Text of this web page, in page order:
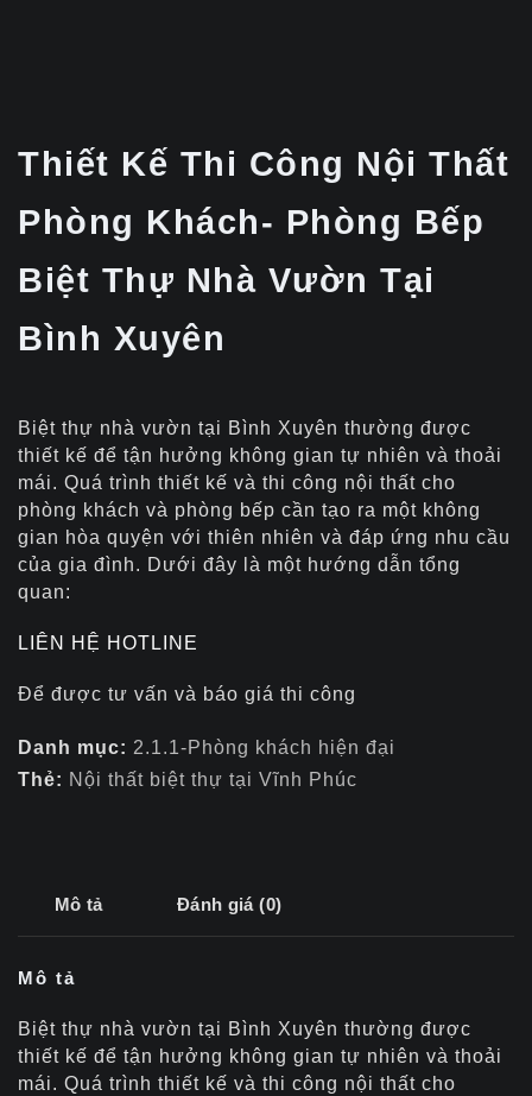
Thiết Kế Thi Công Nội Thất
Phòng Khách- Phòng Bếp
Biệt Thự Nhà Vườn Tại
Bình Xuyên
Biệt thự nhà vườn tại Bình Xuyên thường được
thiết kế để tận hưởng không gian tự nhiên và thoải
mái. Quá trình thiết kế và thi công nội thất cho
phòng khách và phòng bếp cần tạo ra một không
gian hòa quyện với thiên nhiên và đáp ứng nhu cầu
của gia đình. Dưới đây là một hướng dẫn tổng
quan:
LIÊN HỆ HOTLINE
Để được tư vấn và báo giá thi công
Danh mục: 2.1.1-Phòng khách hiện đại
Thẻ: Nội thất biệt thự tại Vĩnh Phúc
Mô tả Đánh giá (0)
Mô tả
Biệt thự nhà vườn tại Bình Xuyên thường được
thiết kế để tận hưởng không gian tự nhiên và thoải
mái. Quá trình thiết kế và thi công nội thất cho